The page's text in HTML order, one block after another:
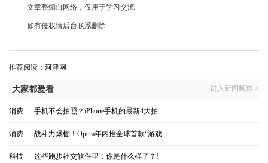
文章整编自网络，仅用于学习交流
如有侵权请后台联系删除
推荐阅读： 河津网
大家都爱看 进入新闻频道 >
消费 手机不会拍照？iPhone手机的最新4大拍
消费 战斗力爆棚！Opera年内推全球首款“游戏
科技 这些跑步社交软件里，你是什么样子？!